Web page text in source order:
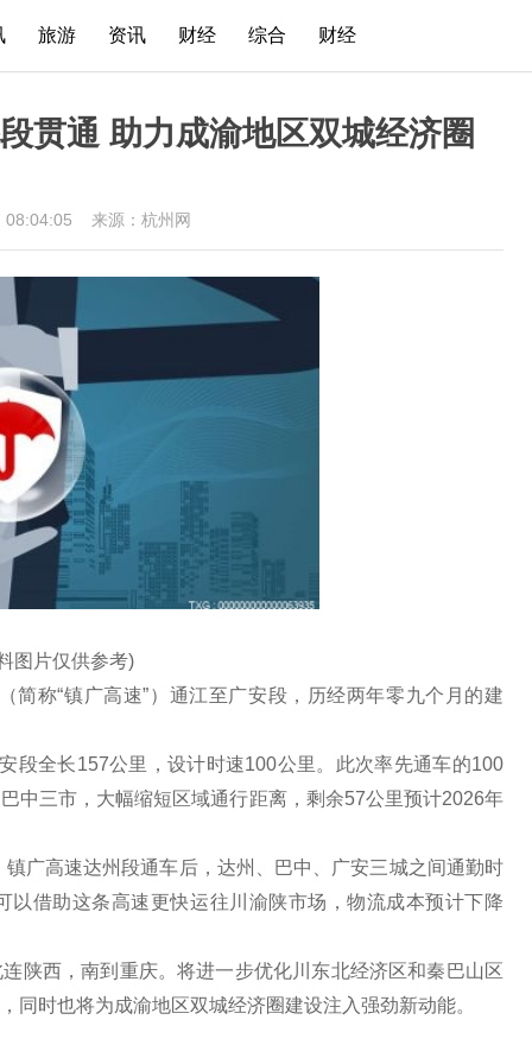
旅游 资讯 财经 综合 财经
贯通 助力成渝地区双城经济圈
08:04:05 来源：杭州网
图片仅供参考)
简称“镇广高速”）通江至广安段，历经两年零九个月的建
段全长157公里，设计时速100公里。此次率先通车的100
中三市，大幅缩短区域通行距离，剩余57公里预计2026年
广高速达州段通车后，达州、巴中、广安三城之间通勤时
借助这条高速更快运往川渝陕市场，物流成本预计下降
陕西，南到重庆。将进一步优化川东北经济区和秦巴山区
同时也将为成渝地区双城经济圈建设注入强劲新动能。